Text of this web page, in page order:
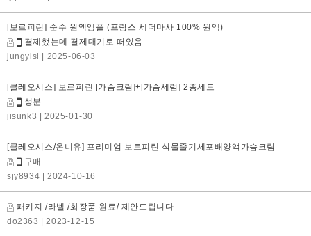
[보르피린] 순수 원액앰플 (프랑스 세더마사 100% 원액)
결제했는데 결제대기로 떠있음
jungyisl
| 2025-06-03
[클레오시스] 보르피린 [가슴크림]+[가슴세럼] 2종세트
성분
jisunk3
| 2025-01-30
[클레오시스/온니유] 프리미엄 보르피린 식물줄기세포배양액가슴크림
구매
sjy8934
| 2024-10-16
패키지 /라벨 /화장품 원료/ 제안드립니다
do2363
| 2023-12-15